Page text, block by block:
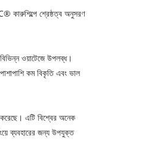
কারুশিল্পে শ্রেষ্ঠত্ব অনুসরণ
ওয়াটেজে উপলব্ধ।
কম বিকৃতি এবং ভাল
এটি বিশ্বের অনেক
ব্যবহারের জন্য উপযুক্ত